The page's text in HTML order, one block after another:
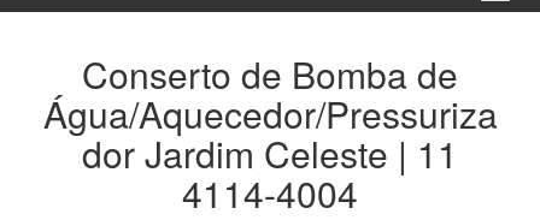
Conserto de Bomba de
Água/Aquecedor/Pressuriza
dor Jardim Celeste | 11
4114-4004